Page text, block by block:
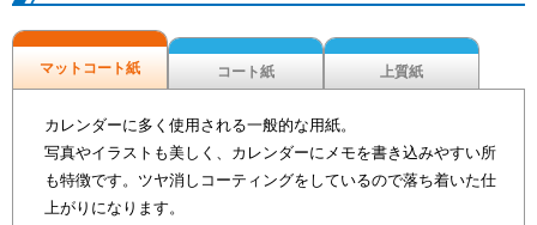
マットコート紙 コート紙 上質紙
カレンダーに多く使用される一般的な用紙。
写真やイラストも美しく、カレンダーにメモを書き込みやすい所
も特徴です。ツヤ消しコーティングをしているので落ち着いた仕
上がりになります。